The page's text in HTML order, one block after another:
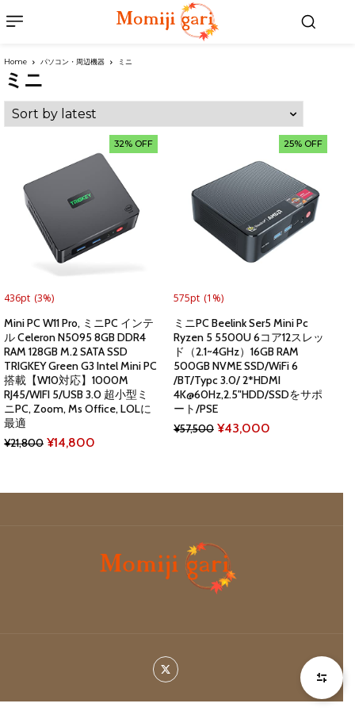
Home パソコン・周辺機器 ミニ
ミニ
32% OFF
436pt (3%)
Mini PC W11 Pro, ミニPC インテ
ル Celeron N5095 8GB DDR4
RAM 128GB M.2 SATA SSD
TRIGKEY Green G3 Intel Mini PC
搭載【W10対応】1000M
RJ45/WIFI 5/USB 3.0 超小型ミ
ニPC, Zoom, Ms Office, LOLに
最適
¥21,800 Original
¥14,800
25% OFF
575pt (1%)
ミニPC Beelink Ser5 Mini Pc
Ryzen 5 5500U 6コア12スレッ
ド（2.1~4GHz）16GB RAM
500GB NVME SSD/WiFi 6
/BT/Typc 3.0/ 2*HDMI
4K@60Hz,2.5"HDD/SSDをサポ
ート/PSE
¥57,500 Original
¥57,500.
¥43,000
¥43,000.